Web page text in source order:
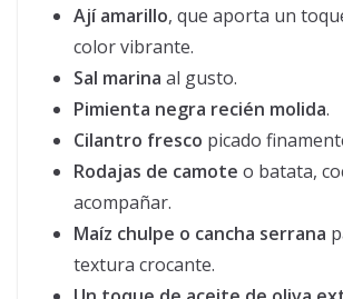
Ají amarillo, que aporta un
color vibrante.
Sal marina al gusto.
Pimienta negra recién molida.
Cilantro fresco picado
Rodajas de camote o batata,
acompañar.
Maíz chulpe o cancha serrana
textura crocante.